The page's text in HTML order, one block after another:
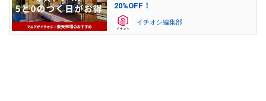
20%OFF！
イチオシ編集部